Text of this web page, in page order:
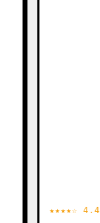
★★★★☆ 4.4